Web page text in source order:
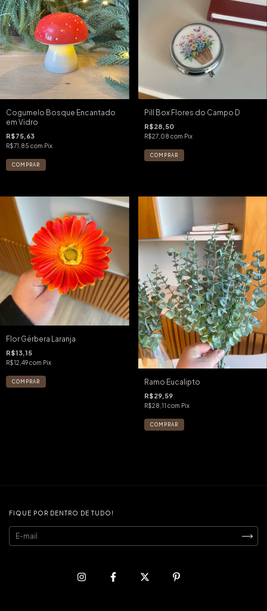
Cogumelo Bosque Encantado
em Vidro
R$75,63
R$71,85 com Pix
Pill Box Flores do Campo D
R$28,50
R$27,08 com Pix
Flor Gérbera Laranja
R$13,15
R$12,49com Pix
Ramo Eucalipto
R$29,59
R$28,11 com Pix
FIQUE POR DENTRO DE TUDO!